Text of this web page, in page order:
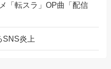
「転スラ」OP曲「配信
SNS炎上